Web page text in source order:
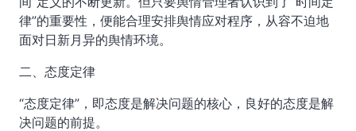
律”的重要性，便能合理安排舆情应对程序，从容不迫地
面对日新月异的舆情环境。
二、态度定律
“态度定律”，即态度是解决问题的核心，良好的态度是解
决问题的前提。